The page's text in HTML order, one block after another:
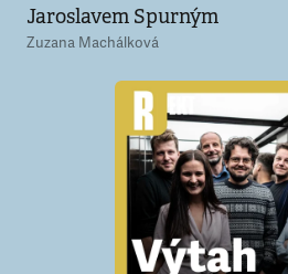
Jaroslavem Spurným
Zuzana Machálková